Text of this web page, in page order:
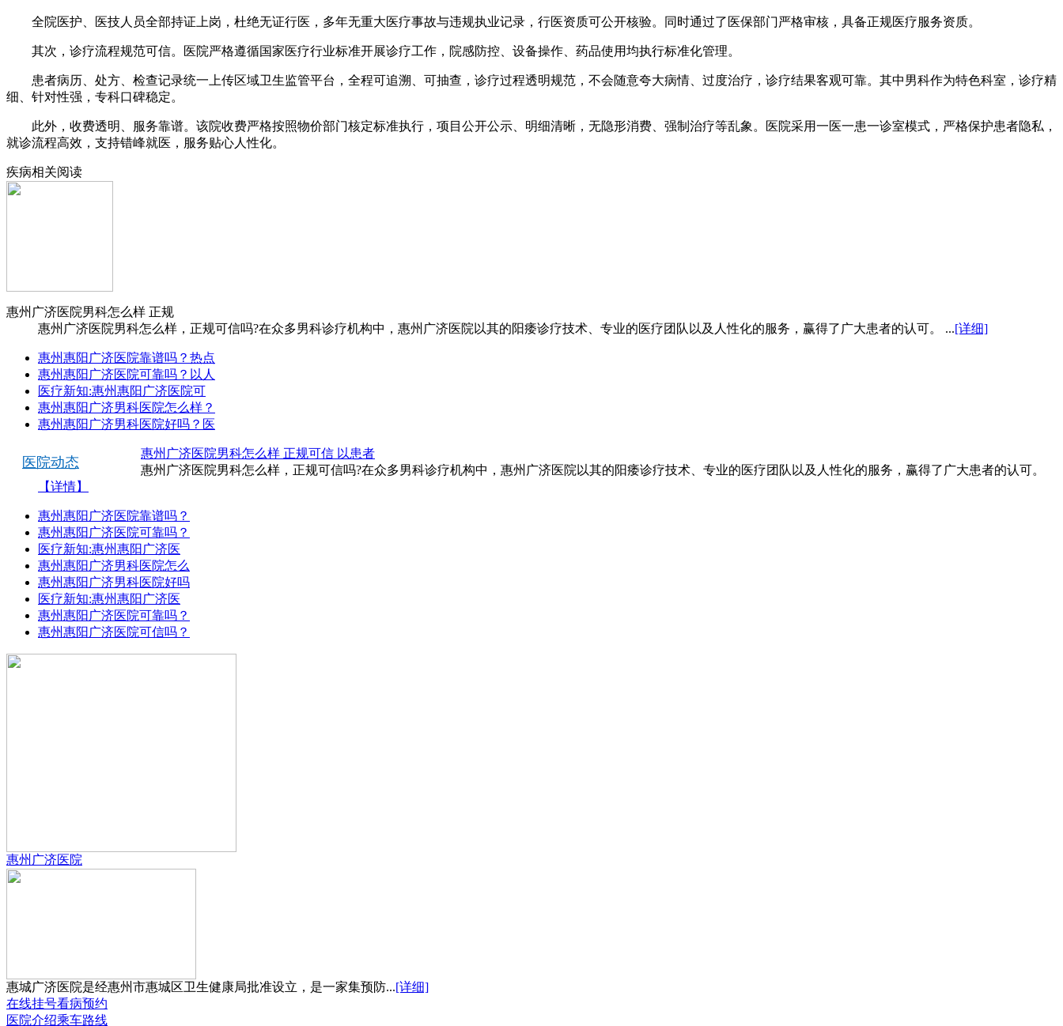
全院医护、医技人员全部持证上岗，杜绝无证行医，多年无重大医疗事故与违规执业记录，行医资质可公开核验。同时通过了医保部门严格审核，具备正规医疗服务资质。
其次，诊疗流程规范可信。医院严格遵循国家医疗行业标准开展诊疗工作，院感防控、设备操作、药品使用均执行标准化管理。
患者病历、处方、检查记录统一上传区域卫生监管平台，全程可追溯、可抽查，诊疗过程透明规范，不会随意夸大病情、过度治疗，诊疗结果客观可靠。其中男科作为特色科室，诊疗精
细、针对性强，专科口碑稳定。
此外，收费透明、服务靠谱。该院收费严格按照物价部门核定标准执行，项目公开公示、明细清晰，无隐形消费、强制治疗等乱象。医院采用一医一患一诊室模式，严格保护患者隐私，
就诊流程高效，支持错峰就医，服务贴心人性化。
疾病相关阅读
惠州广济医院男科怎么样 正规
惠州广济医院男科怎么样，正规可信吗?在众多男科诊疗机构中，惠州广济医院以其的阳痿诊疗技术、专业的医疗团队以及人性化的服务，赢得了广大患者的认可。 ...[详细]
惠州惠阳广济医院靠谱吗？热点
惠州惠阳广济医院可靠吗？以人
医疗新知:惠州惠阳广济医院可
惠州惠阳广济男科医院怎么样？
惠州惠阳广济男科医院好吗？医
医院动态
惠州广济医院男科怎么样 正规可信 以患者
惠州广济医院男科怎么样，正规可信吗?在众多男科诊疗机构中，惠州广济医院以其的阳痿诊疗技术、专业的医疗团队以及人性化的服务，赢得了广大患者的认可。
【详情】
惠州惠阳广济医院靠谱吗？
惠州惠阳广济医院可靠吗？
医疗新知:惠州惠阳广济医
惠州惠阳广济男科医院怎么
惠州惠阳广济男科医院好吗
医疗新知:惠州惠阳广济医
惠州惠阳广济医院可靠吗？
惠州惠阳广济医院可信吗？
惠州广济医院
惠城广济医院是经惠州市惠城区卫生健康局批准设立，是一家集预防...[详细]
在线挂号看病预约
医院介绍乘车路线